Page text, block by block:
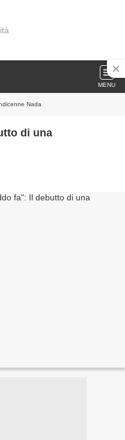
MENU
Nada
di una